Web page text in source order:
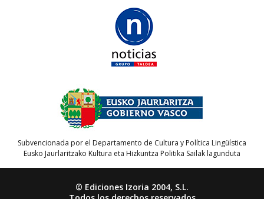
Subvencionada por el Departamento de Cultura y Política Lingüística
Eusko Jaurlaritzako Kultura eta Hizkuntza Politika Sailak lagunduta
© Ediciones Izoria 2004, S.L.